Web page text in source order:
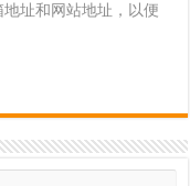
址和网站地址，以便